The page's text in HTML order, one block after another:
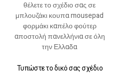
Τυπώστε το δικό σας σχέδιο